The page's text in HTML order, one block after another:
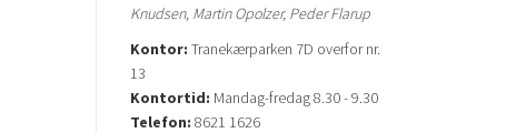
Knudsen, Martin Opolzer, Peder Flarup
Kontor: Tranekærparken 7D overfor nr.
13
Kontortid: Mandag-fredag 8.30 - 9.30
Telefon: 8621 1626